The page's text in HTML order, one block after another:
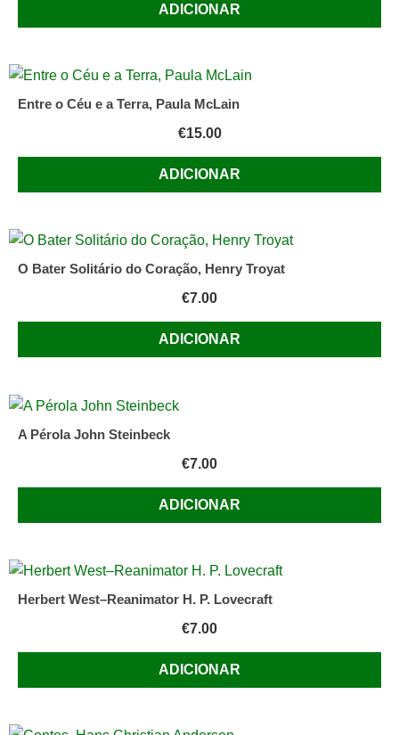
ADICIONAR
Entre o Céu e a Terra, Paula McLain
€15.00
ADICIONAR
O Bater Solitário do Coração, Henry Troyat
€7.00
ADICIONAR
A Pérola John Steinbeck
€7.00
ADICIONAR
Herbert West–Reanimator H. P. Lovecraft
€7.00
ADICIONAR